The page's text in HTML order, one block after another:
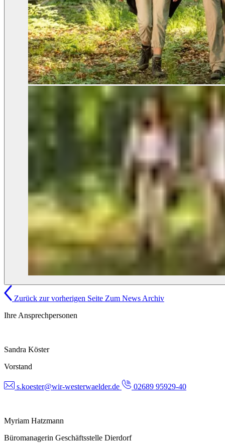
Zurück zur vorherigen Seite Zum News Archiv
Ihre Ansprechpersonen
Sandra Köster
Vorstand
s.koester@wir-westerwaelder.de 02689 95929-40
Myriam Hatzmann
Büromanagerin Geschäftsstelle Dierdorf